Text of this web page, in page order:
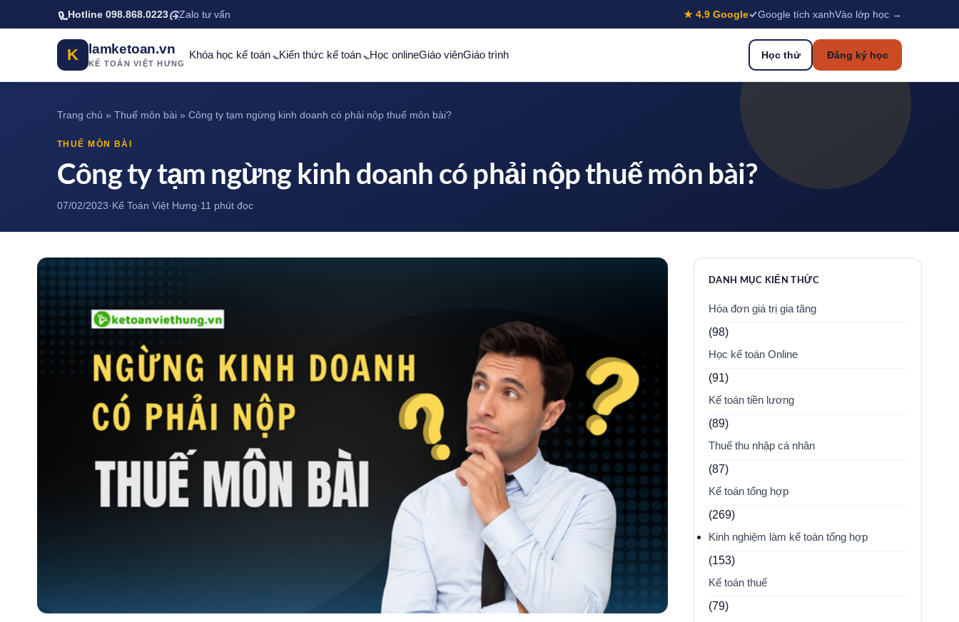
Bỏ qua tới nội dung chính
Hotline 098.868.0223 Zalo tư vấn ★ 4.9 Google Google tích xanhVào lớp học →
K lamketoan.vn
KẾ TOÁN VIỆT HƯNG
Khóa học kế toán Kiến thức kế toán Học onlineGiáo viênGiáo trình Học thử Đăng ký học
Trang chủ » Thuế môn bài » Công ty tạm ngừng kinh doanh có phải nộp thuế môn bài?
THUẾ MÔN BÀI
Công ty tạm ngừng kinh doanh có phải nộp thuế môn bài?
07/02/2023·Kế Toán Việt Hưng·11 phút đọc
DANH MỤC KIẾN THỨC
Hóa đơn giá trị gia tăng
(98)
Học kế toán Online
(91)
Kế toán tiền lương
(89)
Thuế thu nhập cá nhân
(87)
Kế toán tổng hợp
(269)
Kinh nghiệm làm kế toán tổng hợp
(153)
Kế toán thuế
(79)